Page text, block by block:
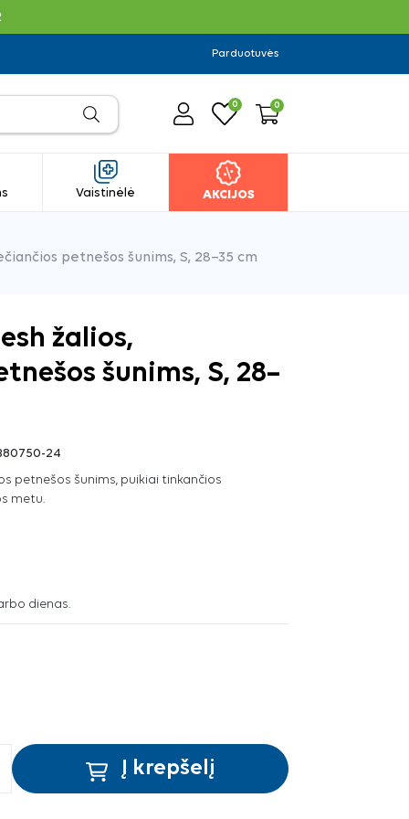
Parduotuvės
0 0
Vaistinėlė AKCIJOS
petnešos šunims, S, 28–35 cm
žalios,
šunims, S, 28–
24
petnešos šunims, puikiai tinkančios
metu.
dienas.
Į krepšelį